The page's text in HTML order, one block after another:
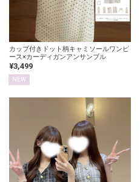
カップ付きドット柄キャミソールワンピ
ース×カーディガンアンサンブル
¥3,499
NEW